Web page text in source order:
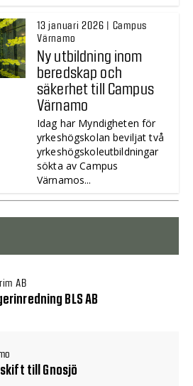
13 januari 2026 | Campus
Värnamo
Ny utbildning inom
beredskap och
säkerhet till Campus
Värnamo
Idag har Myndigheten för
yrkeshögskolan beviljat två
yrkeshögskoleutbildningar
sökta av Campus
Värnamos...
AB
BLS AB
till Gnosjö